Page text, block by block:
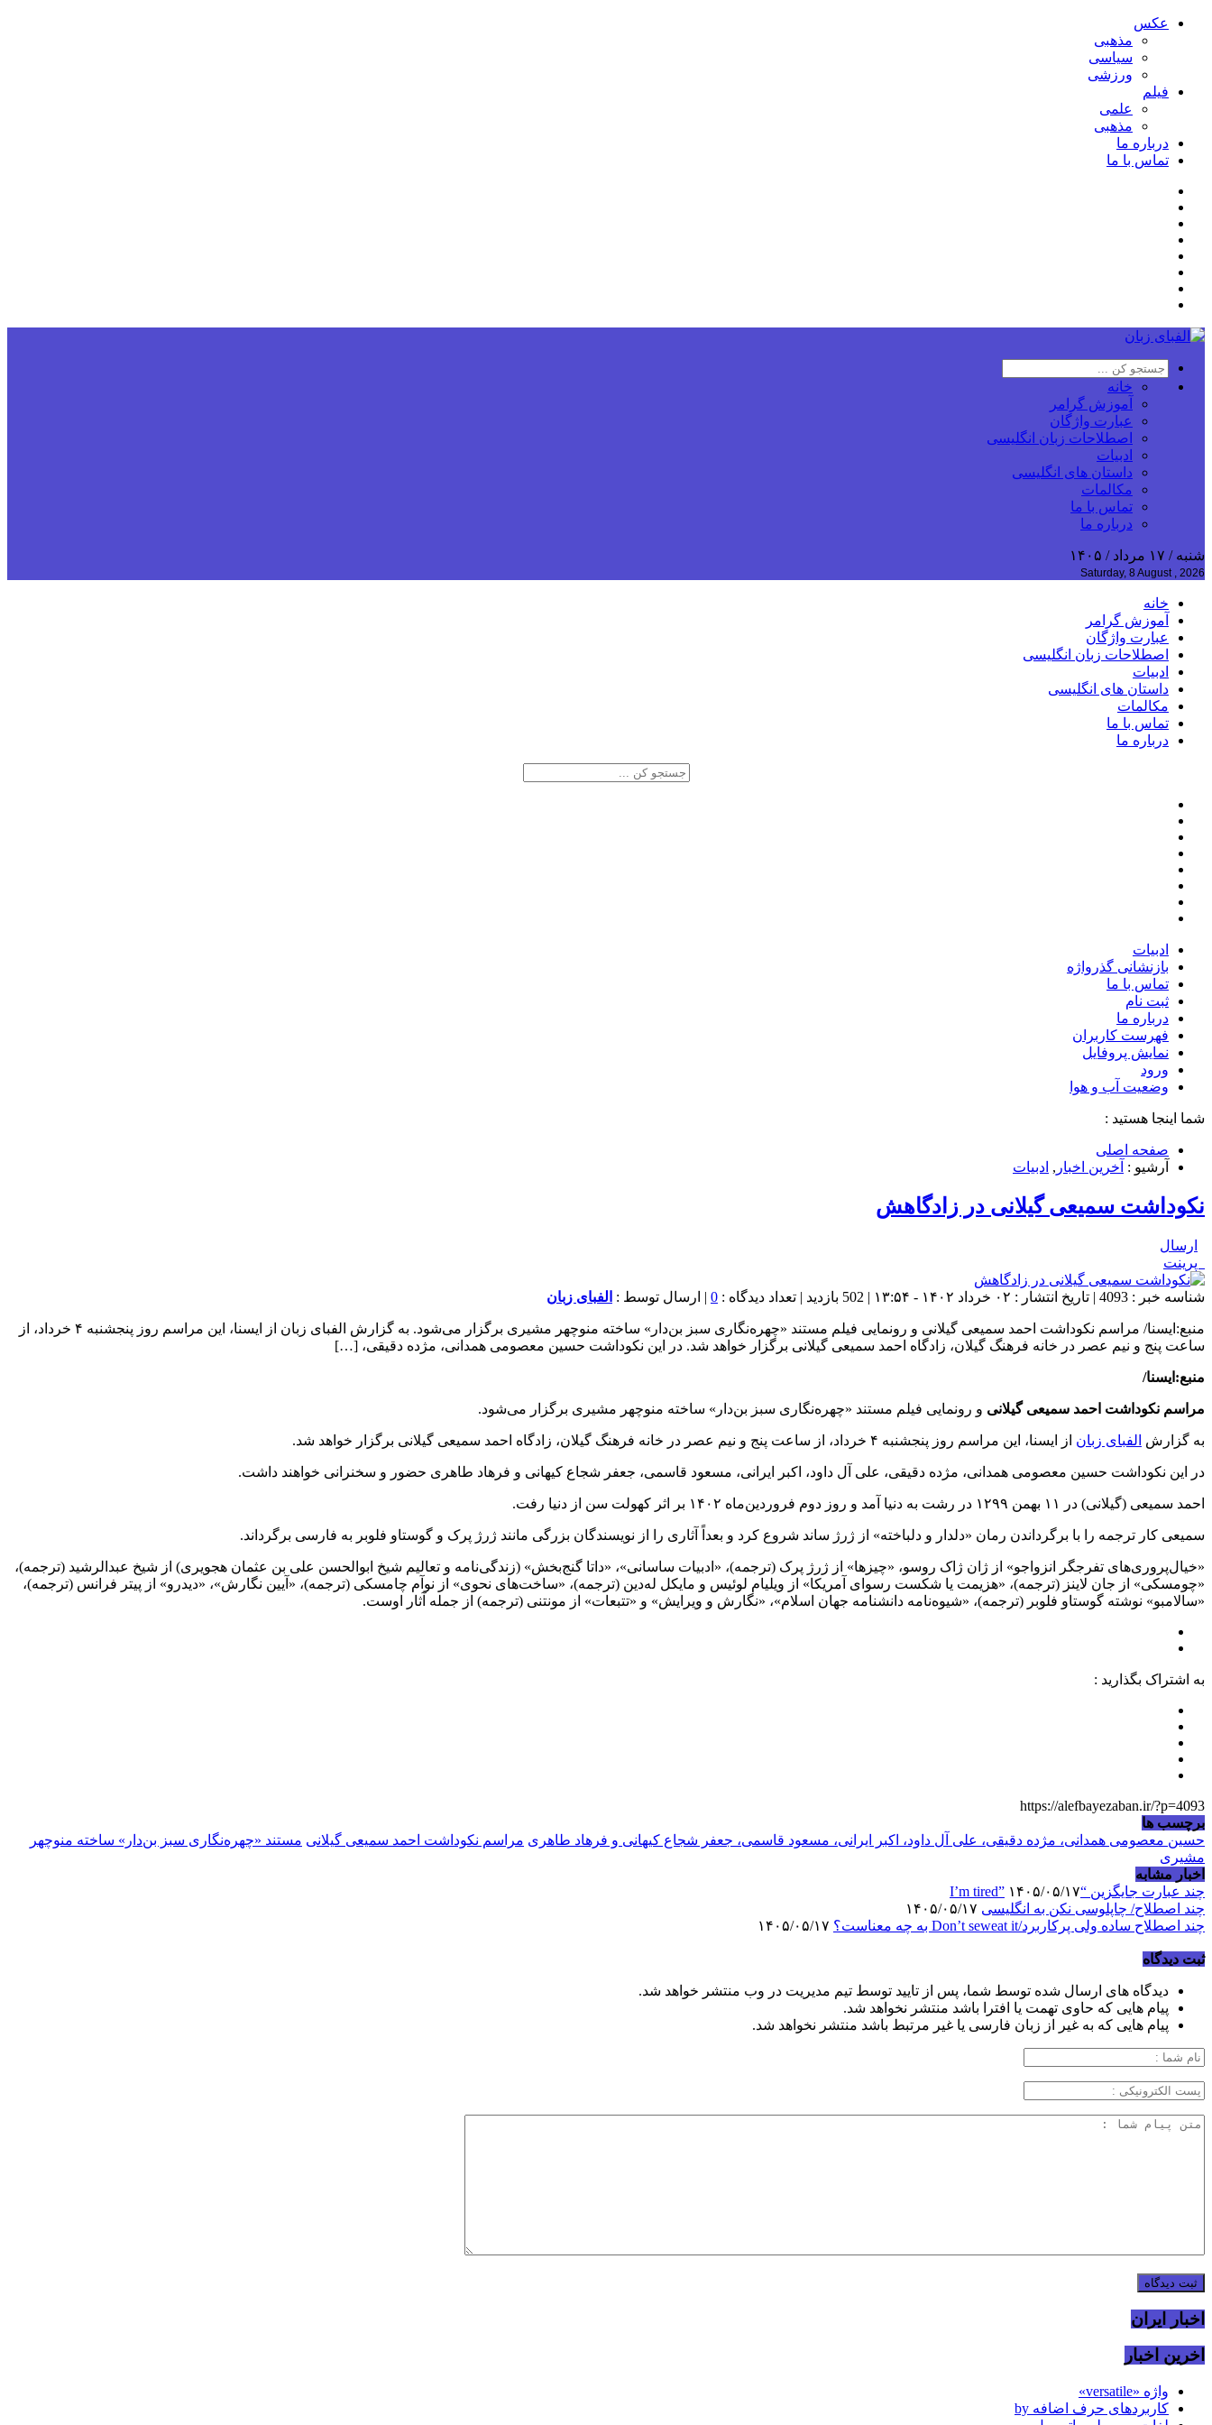
عکس
مذهبی
سیاسی
ورزشی
فیلم
علمی
مذهبی
درباره ما
تماس با ما
خانه
آموزش گرامر
عبارت واژگان
اصطلاحات زبان انگلیسی
ادبیات
داستان های انگلیسی
مکالمات
تماس با ما
درباره ما
شنبه / ۱۷ مرداد / ۱۴۰۵
Saturday, 8 August , 2026
خانه
آموزش گرامر
عبارت واژگان
اصطلاحات زبان انگلیسی
ادبیات
داستان های انگلیسی
مکالمات
تماس با ما
درباره ما
ادبیات
بازنشانی گذرواژه
تماس با ما
ثبت نام
درباره ما
فهرست کاربران
نمایش پروفایل
ورود
وضعیت آب و هوا
شما اینجا هستید :
صفحه اصلی
آرشیو : آخرین اخبار , ادبیات
نکوداشت سمیعی گیلانی در زادگاهش
ارسال
پرینت
شناسه خبر : 4093 | تاریخ انتشار : ۰۲ خرداد ۱۴۰۲ - ۱۳:۵۴ | 502 بازدید | تعداد دیدگاه : 0 | ارسال توسط : الفبای زبان
منبع:ایسنا/ مراسم نکوداشت احمد سمیعی گیلانی و رونمایی فیلم مستند «چهره‌نگاری سبز بن‌دار» ساخته‌ منوچهر مشیری برگزار می‌شود. به گزارش الفبای زبان از ایسنا، این مراسم روز پنجشنبه ۴ خرداد، از
ساعت پنج و نیم عصر در خانه‌ فرهنگ گیلان، زادگاه احمد سمیعی گیلانی برگزار خواهد شد. در این نکوداشت حسین معصومی همدانی، مژده دقیقی، […]
منبع:ایسنا/
مراسم نکوداشت احمد سمیعی گیلانی و رونمایی فیلم مستند «چهره‌نگاری سبز بن‌دار» ساخته‌ منوچهر مشیری برگزار می‌شود.
به گزارش الفبای زبان از ایسنا، این مراسم روز پنجشنبه ۴ خرداد، از ساعت پنج و نیم عصر در خانه‌ فرهنگ گیلان، زادگاه احمد سمیعی گیلانی برگزار خواهد شد.
در این نکوداشت حسین معصومی همدانی، مژده دقیقی، علی آل داود، اکبر ایرانی، مسعود قاسمی، جعفر شجاع کیهانی و فرهاد طاهری حضور و سخنرانی خواهند داشت.
احمد سمیعی (گیلانی) در ۱۱ بهمن ۱۲۹۹ در رشت به دنیا آمد و روز دوم فروردین‌ماه ۱۴۰۲ بر اثر کهولت سن از دنیا رفت.
سمیعی کار ترجمه را با برگرداندن رمان «دلدار و دلباخته» از ژرژ ساند شروع کرد و بعداً آثاری را از نویسندگان بزرگی مانند ژرژ پرک و گوستاو فلوبر به فارسی برگرداند.
«خیال‌پروری‌های تفرجگر انزواجو» از ژان ژاک روسو، «چیزها» از ژرژ پرک (ترجمه)، «ادبیات ساسانی»، «داتا گنج‌بخش» (زندگی‌نامه و تعالیم شیخ ابوالحسن علی‌ بن عثمان هجویری) از شیخ عبدالرشید (ترجمه)،
«چومسکی» از جان لاینز (ترجمه)، «هزیمت یا شکست رسوای آمریکا» از ویلیام لوئیس و مایکل له‌دین (ترجمه)، «ساخت‌های نحوی» از نوآم چامسکی (ترجمه)، «آیین نگارش»، «دیدرو» از پیتر فرانس (ترجمه)،
«سالامبو» نوشته گوستاو فلوبر (ترجمه)، «شیوه‌نامه دانشنامه جهان اسلام»، «نگارش و ویرایش» و «تتبعات» از مونتنی (ترجمه) از جمله آثار اوست.
به اشتراک بگذارید :
https://alefbayezaban.ir/?p=4093
برچسب ها
حسین معصومی همدانی، مژده دقیقی، علی آل داود، اکبر ایرانی، مسعود قاسمی، جعفر شجاع کیهانی و فرهاد طاهری مراسم نکوداشت احمد سمیعی گیلانی مستند «چهره‌نگاری سبز بن‌دار» ساخته‌ منوچهر
مشیری
اخبار مشابه
چند عبارت جایگزین “I’m tired”۱۴۰۵/۰۵/۱۷
چند اصطلاح/ چاپلوسی نکن به انگلیسی
چند اصطلاح ساده ولی پرکاربرد/Don’t seweat it به چه معناست؟
ثبت دیدگاه
دیدگاه های ارسال شده توسط شما، پس از تایید توسط تیم مدیریت در وب منتشر خواهد شد.
پیام هایی که حاوی تهمت یا افترا باشد منتشر نخواهد شد.
پیام هایی که به غیر از زبان فارسی یا غیر مرتبط باشد منتشر نخواهد شد.
اخبار ایران
اخرین اخبار
واژه «versatile»
کاربردهای حرف اضافه by